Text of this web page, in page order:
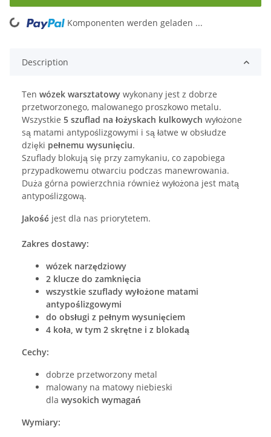
Komponenten werden geladen ...
Description
Ten wózek warsztatowy wykonany jest z dobrze
przetworzonego, malowanego proszkowo metalu.
Wszystkie 5 szuflad na łożyskach kulkowych wyłożone
są matami antypoślizgowymi i są łatwe w obsłudze
dzięki pełnemu wysunięciu.
Szuflady blokują się przy zamykaniu, co zapobiega
przypadkowemu otwarciu podczas manewrowania.
Duża górna powierzchnia również wyłożona jest matą
antypoślizgową.
Jakość jest dla nas priorytetem.
Zakres dostawy:
wózek narzędziowy
2 klucze do zamknięcia
wszystkie szuflady wyłożone matami
antypoślizgowymi
do obsługi z pełnym wysunięciem
4 koła, w tym 2 skrętne i z blokadą
Cechy:
dobrze przetworzony metal
malowany na matowy niebieski
dla wysokich wymagań
Wymiary: